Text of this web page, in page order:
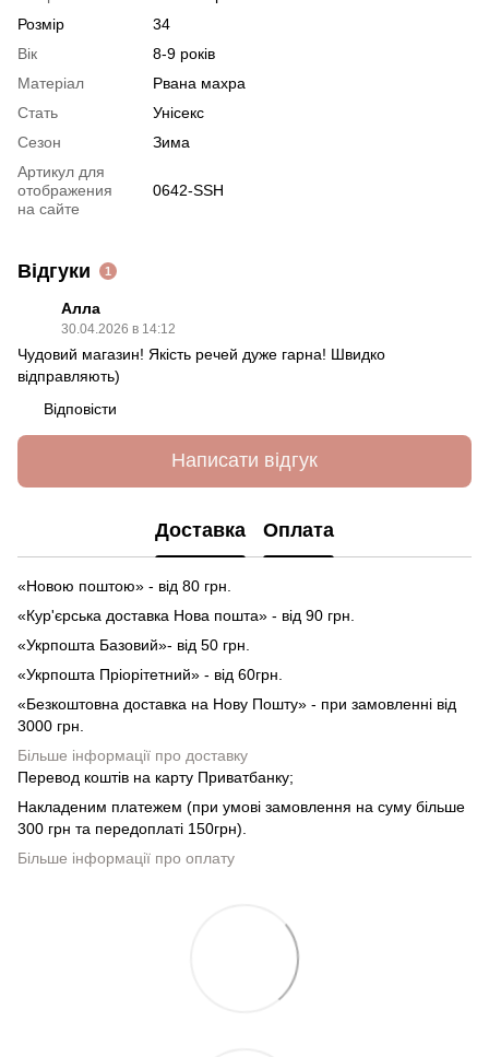
Розмір
34
Вік
8-9 років
Матеріал
Рвана махра
Стать
Унісекс
Сезон
Зима
Артикул для
отображения
на сайте
0642-SSH
Відгуки 1
Алла
30.04.2026 в 14:12
Чудовий магазин! Якість речей дуже гарна! Швидко
відправляють)
Відповісти
Написати відгук
Доставка Оплата
«Новою поштою» - від 80 грн.
«Кур'єрська доставка Нова пошта» - від 90 грн.
«Укрпошта Базовий»- від 50 грн.
«Укрпошта Пріорітетний» - від 60грн.
«Безкоштовна доставка на Нову Пошту» - при замовленні від
3000 грн.
Більше інформації про доставку
Перевод коштів на карту Приватбанку;
Накладеним платежем (при умові замовлення на суму більше
300 грн та передоплаті 150грн).
Більше інформації про оплату